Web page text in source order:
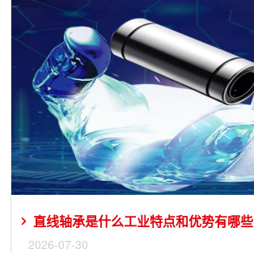
直线轴承是什么工业特点和优势有哪些
2026-07-30